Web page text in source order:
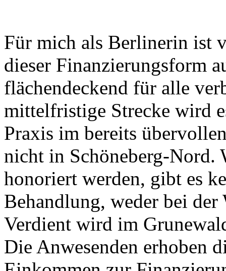
Für mich als Berlinerin ist
dieser Finanzierungsform
flächendeckend für alle
mittelfristige Strecke wird
Praxis im bereits
nicht in Schöneberg-Nord.
honoriert werden, gibt es
Behandlung, weder bei
Verdient wird im
Die Anwesenden erhoben